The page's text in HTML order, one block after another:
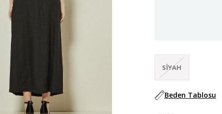
SIYAH
Beden Tablosu